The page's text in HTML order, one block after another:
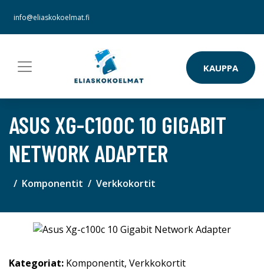
info@eliaskokoelmat.fi
KAUPPA
ASUS XG-C100C 10 GIGABIT
NETWORK ADAPTER
Komponentit Verkkokortit
Kategoriat: Komponentit, Verkkokortit